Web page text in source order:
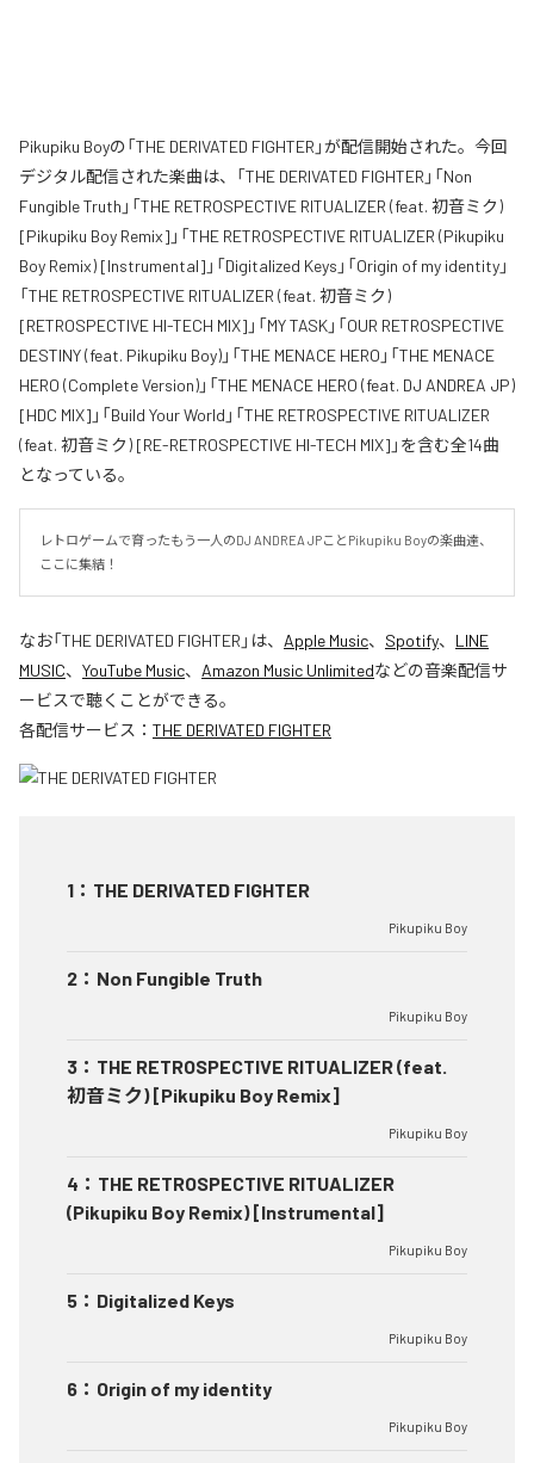
Pikupiku Boyの「THE DERIVATED FIGHTER」が配信開始された。今回
デジタル配信された楽曲は、「THE DERIVATED FIGHTER」「Non
Fungible Truth」「THE RETROSPECTIVE RITUALIZER (feat. 初音ミク)
[Pikupiku Boy Remix]」「THE RETROSPECTIVE RITUALIZER (Pikupiku
Boy Remix) [Instrumental]」「Digitalized Keys」「Origin of my identity」
「THE RETROSPECTIVE RITUALIZER (feat. 初音ミク)
[RETROSPECTIVE HI-TECH MIX]」「MY TASK」「OUR RETROSPECTIVE
DESTINY (feat. Pikupiku Boy)」「THE MENACE HERO」「THE MENACE
HERO (Complete Version)」「THE MENACE HERO (feat. DJ ANDREA JP)
[HDC MIX]」「Build Your World」「THE RETROSPECTIVE RITUALIZER
(feat. 初音ミク) [RE-RETROSPECTIVE HI-TECH MIX]」を含む全14曲
となっている。
レトロゲームで育ったもう一人のDJ ANDREA JPことPikupiku Boyの楽曲達、
ここに集結！
なお「THE DERIVATED FIGHTER 」は、 Apple Music、 Spotify、 LINE
MUSIC、 YouTube Music、 Amazon Music Unlimitedなどの音楽配信サ
ービスで聴くことができる。
各配信サービス： THE DERIVATED FIGHTER
1 ： THE DERIVATED FIGHTER
Pikupiku Boy
2 ： Non Fungible Truth
Pikupiku Boy
3 ： THE RETROSPECTIVE RITUALIZER (feat.
初音ミク) [Pikupiku Boy Remix]
Pikupiku Boy
4 ： THE RETROSPECTIVE RITUALIZER
(Pikupiku Boy Remix) [Instrumental]
Pikupiku Boy
5 ： Digitalized Keys
Pikupiku Boy
6 ： Origin of my identity
Pikupiku Boy